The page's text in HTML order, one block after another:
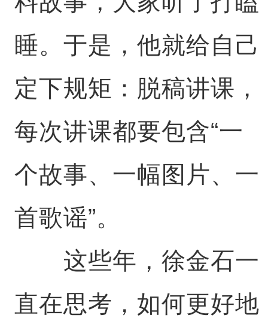
睡。于是，他就给自己
定下规矩：脱稿讲课，
每次讲课都要包含“一
个故事、一幅图片、一
首歌谣”。
这些年，徐金石一
直在思考，如何更好地